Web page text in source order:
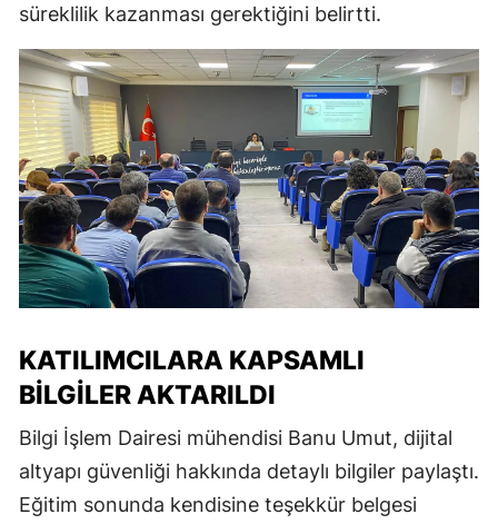
süreklilik kazanması gerektiğini belirtti.
KATILIMCILARA KAPSAMLI
BILGILER AKTARILDI
Bilgi İşlem Dairesi mühendisi Banu Umut, dijital
altyapı güvenliği hakkında detaylı bilgiler paylaştı.
Eğitim sonunda kendisine teşekkür belgesi